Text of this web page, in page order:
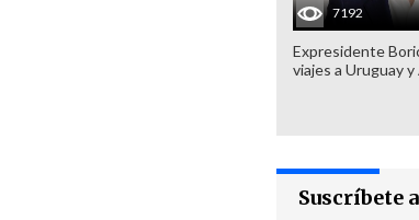
7192
Expresidente
viajes a Uruguay y
Suscríbete